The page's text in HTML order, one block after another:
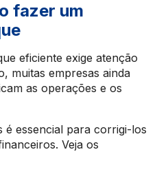
fazer um
eficiente exige atenção
muitas empresas ainda
as operações e os
é essencial para corrigi-los
Veja os